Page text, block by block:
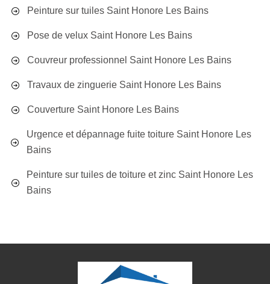
Peinture sur tuiles Saint Honore Les Bains
Pose de velux Saint Honore Les Bains
Couvreur professionnel Saint Honore Les Bains
Travaux de zinguerie Saint Honore Les Bains
Couverture Saint Honore Les Bains
Urgence et dépannage fuite toiture Saint Honore Les
Bains
Peinture sur tuiles de toiture et zinc Saint Honore Les
Bains